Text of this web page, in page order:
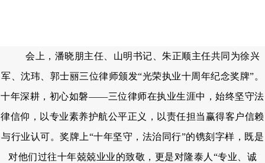
会上，潘晓朋主任、山明书记、朱正顺主任共同为徐兴
军、沈玮、郭士丽三位律师颁发“光荣执业十周年纪念奖牌”。
十年深耕，初心如磐——三位律师在执业生涯中，始终坚守法
律信仰，以专业素养护航公平正义，以责任担当赢得客户信赖
与行业认可。奖牌上“十年坚守，法治同行”的镌刻字样，既是
对他们过往十年兢兢业业的致敬，更是对隆泰人“专业、诚